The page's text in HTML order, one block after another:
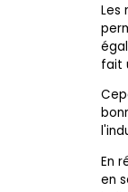
Les
fait
En
en